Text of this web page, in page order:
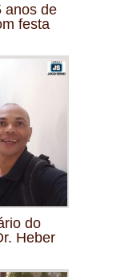
anos de
festa
do
Heber